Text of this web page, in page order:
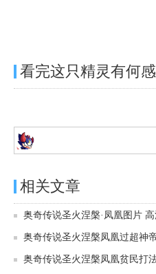
看完这只精灵有何
相关文章
奥奇传说圣火涅槃·凤凰图片 高
奥奇传说圣火涅槃凤凰过超神
奥奇传说圣火涅槃凤凰贫民打